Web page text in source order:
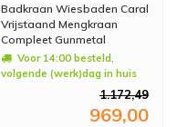
Badkraan Wiesbaden Caral
Vrijstaand Mengkraan
Compleet Gunmetal
Voor 14:00 besteld,
volgende (werk)dag in huis
1.172,49
969,00